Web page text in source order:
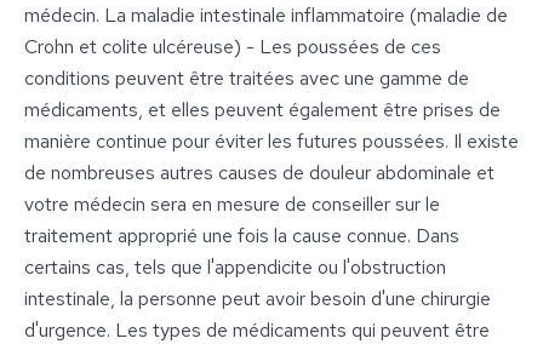
médecin. La maladie intestinale inflammatoire (maladie de
Crohn et colite ulcéreuse) - Les poussées de ces
conditions peuvent être traitées avec une gamme de
médicaments, et elles peuvent également être prises de
manière continue pour éviter les futures poussées. Il existe
de nombreuses autres causes de douleur abdominale et
votre médecin sera en mesure de conseiller sur le
traitement approprié une fois la cause connue. Dans
certains cas, tels que l'appendicite ou l'obstruction
intestinale, la personne peut avoir besoin d'une chirurgie
d'urgence. Les types de médicaments qui peuvent être